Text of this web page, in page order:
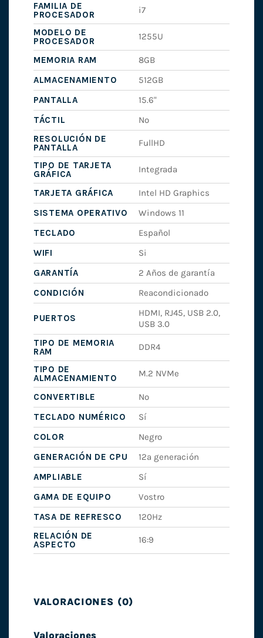
FAMILIA DE
PROCESADOR
i7
MODELO DE
PROCESADOR
1255U
MEMORIA RAM
8GB
ALMACENAMIENTO
512GB
PANTALLA
15.6"
TÁCTIL
No
RESOLUCIÓN DE
PANTALLA
FullHD
TIPO DE TARJETA
GRÁFICA
Integrada
TARJETA GRÁFICA
Intel HD Graphics
SISTEMA OPERATIVO
Windows 11
TECLADO
Español
WIFI
Si
GARANTÍA
2 Años de garantía
CONDICIÓN
Reacondicionado
PUERTOS
HDMI, RJ45, USB 2.0,
USB 3.0
TIPO DE MEMORIA
RAM
DDR4
TIPO DE
ALMACENAMIENTO
M.2 NVMe
CONVERTIBLE
No
TECLADO NUMÉRICO
Sí
COLOR
Negro
GENERACIÓN DE CPU
12ª generación
AMPLIABLE
Sí
GAMA DE EQUIPO
Vostro
TASA DE REFRESCO
120Hz
RELACIÓN DE
ASPECTO
16:9
VALORACIONES (0)
Valoraciones